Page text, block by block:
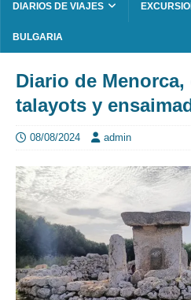
DIARIOS DE VIAJES
BULGARIA
Diario de
talayots y
08/08/2024 admin